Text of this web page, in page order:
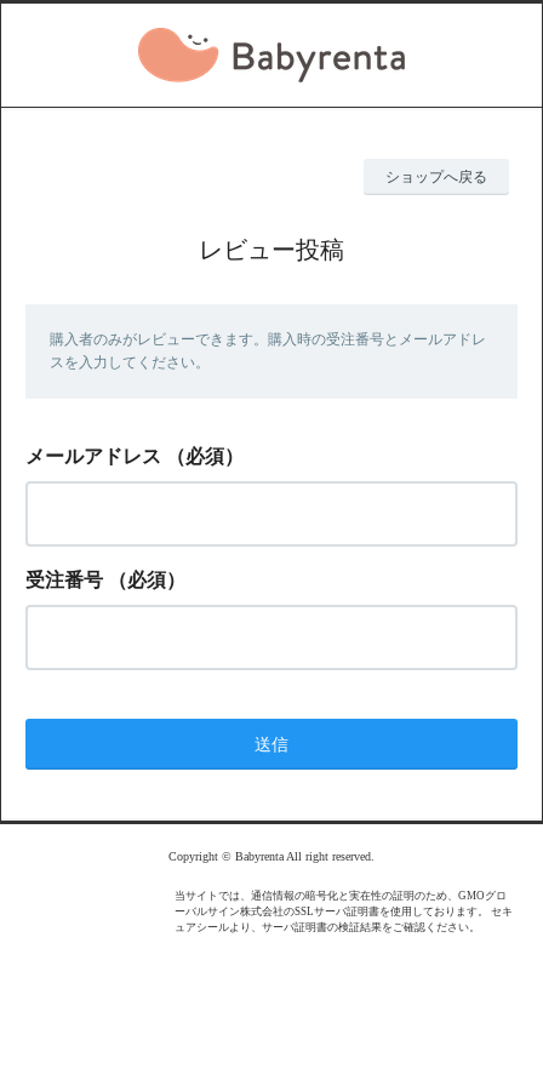
ショップへ戻る
レビュー投稿
購入者のみがレビューできます。購入時の受注番号とメールアドレ
スを入力してください。
メールアドレス （必須）
受注番号 （必須）
Copyright © Babyrenta All right reserved.
当サイトでは、通信情報の暗号化と実在性の証明のため、GMOグロ
ーバルサイン株式会社のSSLサーバ証明書を使用しております。 セキ
ュアシールより、サーバ証明書の検証結果をご確認ください。